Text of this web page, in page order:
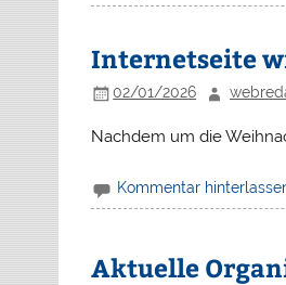
Internetseite
02/01/2026
Nachdem um die
Kommentar
Aktuelle